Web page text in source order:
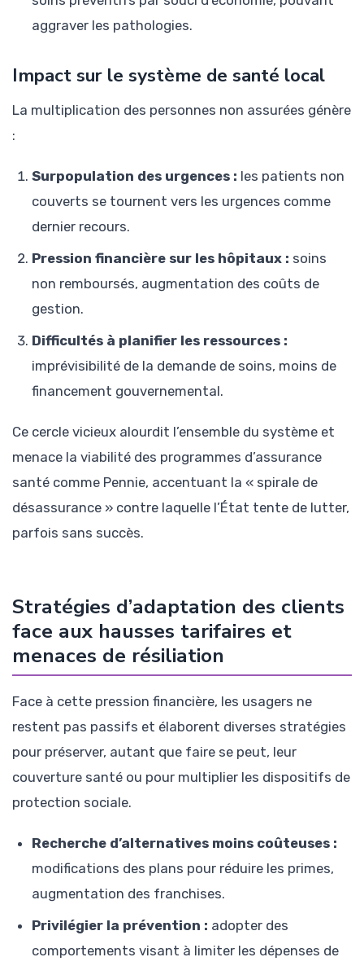
aggraver les pathologies.
Impact sur le système de santé local
La multiplication des personnes non assurées génère
:
Surpopulation des urgences : les patients non
couverts se tournent vers les urgences comme
dernier recours.
Pression financière sur les hôpitaux : soins
non remboursés, augmentation des coûts de
gestion.
Difficultés à planifier les ressources :
imprévisibilité de la demande de soins, moins de
financement gouvernemental.
Ce cercle vicieux alourdit l’ensemble du système et
menace la viabilité des programmes d’assurance
santé comme Pennie, accentuant la « spirale de
désassurance » contre laquelle l’État tente de lutter,
parfois sans succès.
Stratégies d’adaptation des clients
face aux hausses tarifaires et
menaces de résiliation
Face à cette pression financière, les usagers ne
restent pas passifs et élaborent diverses stratégies
pour préserver, autant que faire se peut, leur
couverture santé ou pour multiplier les dispositifs de
protection sociale.
Recherche d’alternatives moins coûteuses :
modifications des plans pour réduire les primes,
augmentation des franchises.
Privilégier la prévention : adopter des
comportements visant à limiter les dépenses de